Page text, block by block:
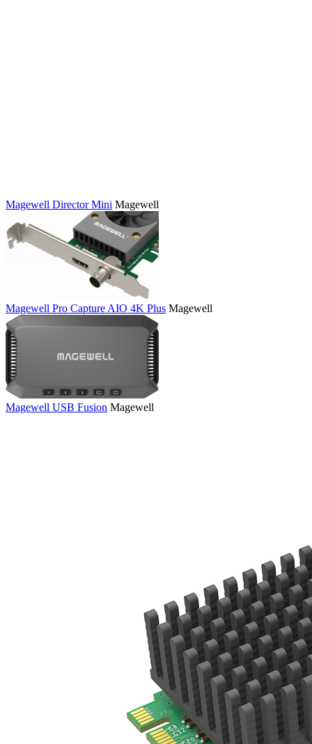
Magewell Director Mini Magewell
Magewell Pro Capture AIO 4K Plus Magewell
Magewell USB Fusion Magewell